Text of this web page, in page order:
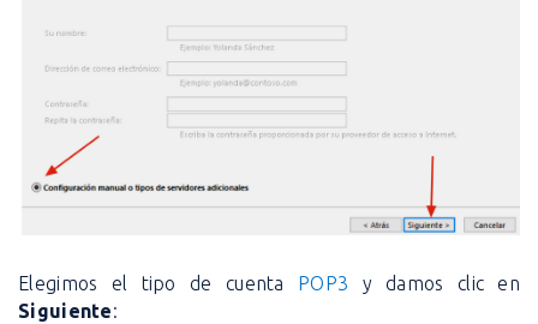
Elegimos el tipo de cuenta POP3
y damos clic en
Siguiente: